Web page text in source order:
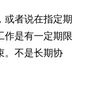
或者说在指定期
作是有一定期限
。不是长期协